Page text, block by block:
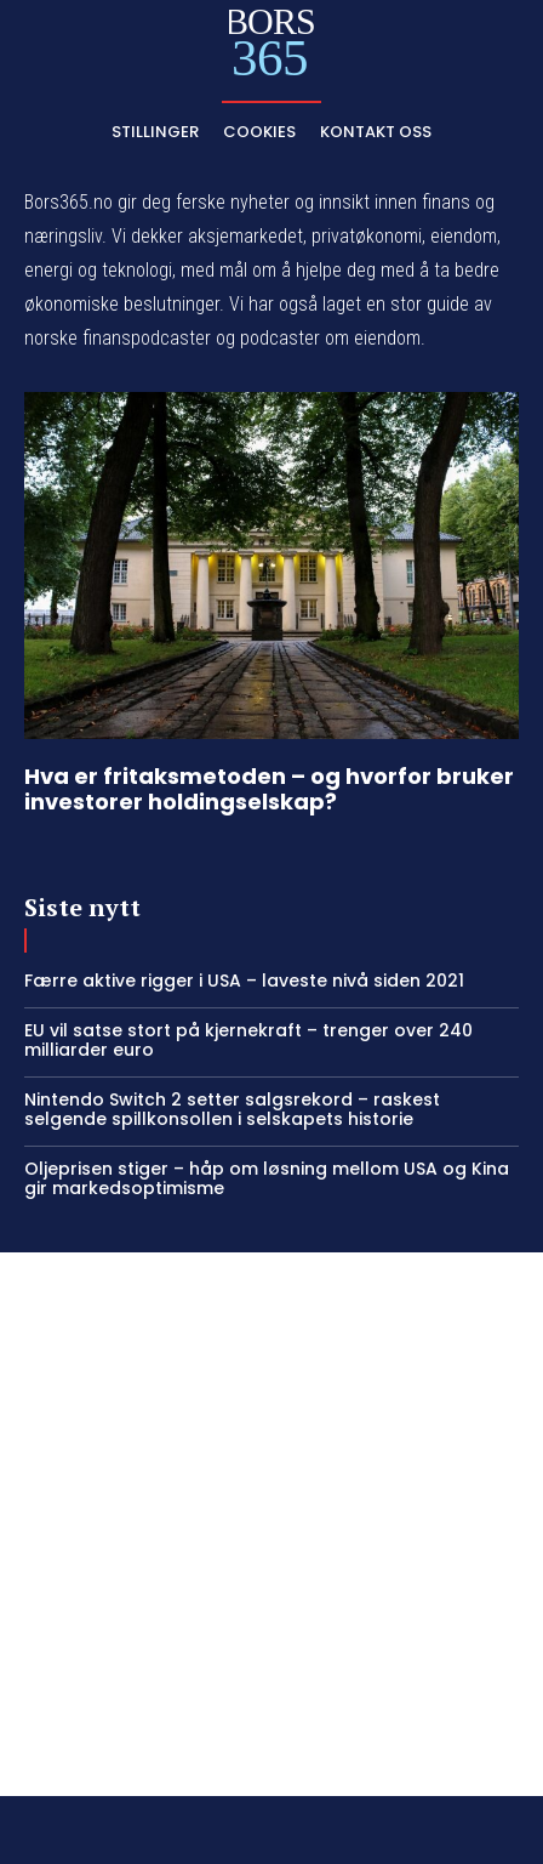
BORS
365
STILLINGER COOKIES KONTAKT OSS
Bors365.no gir deg ferske nyheter og innsikt innen finans og
næringsliv. Vi dekker aksjemarkedet, privatøkonomi, eiendom,
energi og teknologi, med mål om å hjelpe deg med å ta bedre
økonomiske beslutninger. Vi har også laget en stor guide av
norske finanspodcaster og podcaster om eiendom.
Hva er fritaksmetoden – og hvorfor bruker
investorer holdingselskap?
Siste nytt
Færre aktive rigger i USA – laveste nivå siden 2021
EU vil satse stort på kjernekraft – trenger over 240
milliarder euro
Nintendo Switch 2 setter salgsrekord – raskest
selgende spillkonsollen i selskapets historie
Oljeprisen stiger – håp om løsning mellom USA og Kina
gir markedsoptimisme